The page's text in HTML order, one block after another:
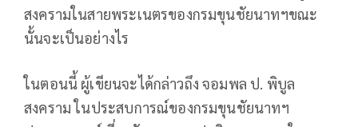
สงครามในสายพระเนตรของกรมขุนชัยนาทฯขณะ
นั้นจะเป็นอย่างไร
ในตอนนี้ ผู้เขียนจะได้กล่าวถึง จอมพล ป. พิบูล
สงคราม ในประสบการณ์ของกรมขุนชัยนาทฯ